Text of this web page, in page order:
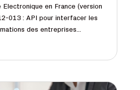
en France (version
013 : API pour interfacer les
des entreprises...